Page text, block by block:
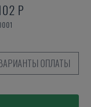
P
ОПЛАТЫ